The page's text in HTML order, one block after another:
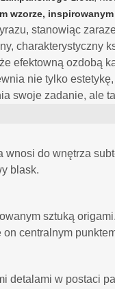
wzorze,
stanowiąc
charakterystyczny
efektowną ozdobą
nie tylko
swoje zadanie,
wnosi do wnętrza
blask.
sztuką
centralnym
detalami w postaci